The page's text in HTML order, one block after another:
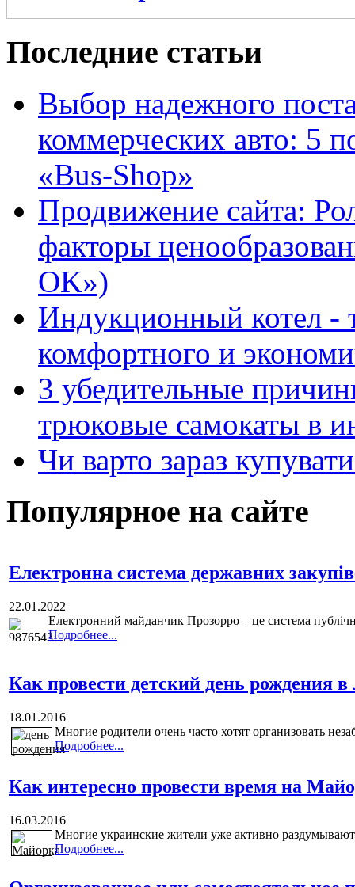
Последние статьи
Выбор надежного
коммерческих авто: 5
«Bus-Shop»
Продвижение сайта:
факторы
OK»)
Индукционный котел -
комфортного и
3 убедительные
трюковые самокаты в
Чи варто зараз
Популярное на сайте
Електронна система державних
22.01.2022
Електронний майданчик Прозорро – це система
Подробнее...
Как провести детский день рождения в
18.01.2016
Многие родители очень часто хотят организовать
Подробнее...
Как интересно провести время на
16.03.2016
Многие украинские жители уже активно
Подробнее...